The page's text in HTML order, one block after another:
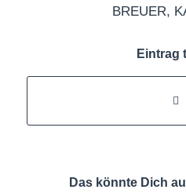
BREUER,
Eintrag
Das könnte Dich